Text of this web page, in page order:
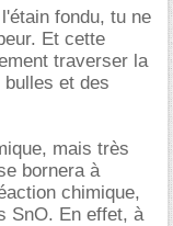
fondu, tu ne
Et cette
traverser la
et des
mais très
bornera à
chimique,
SnO. En effet, à